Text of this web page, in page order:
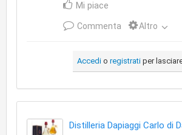
Mi piace
Commenta Altro
Accedi o registrati per
Distilleria Dapiaggi Carlo di